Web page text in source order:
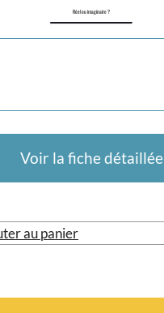
Réel ou imaginaire ?
Voir la fiche détaillée
au panier